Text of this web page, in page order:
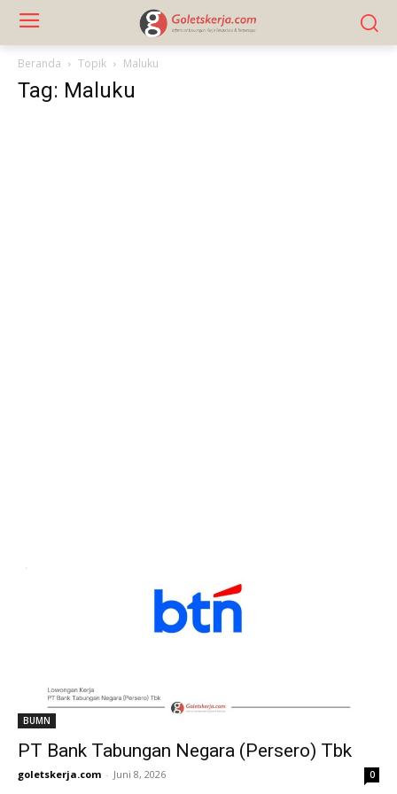
Beranda Topik Maluku
Tag: Maluku
BUMN
PT Bank Tabungan Negara (Persero) Tbk
goletskerja.com - Juni 8, 2026 0